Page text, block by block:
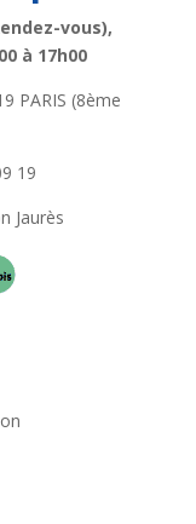
vous),
à 17h00
PARIS (8ème
19
Jaurès